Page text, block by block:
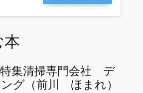
集清掃専門会社 デ
グ（前川 ほまれ）